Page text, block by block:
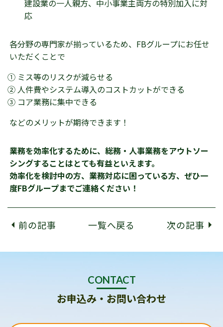
建設業の一人親方、中小事業主両方の特別加入に対
応
各分野の専門家が揃っているため、FBグループにお任せ
いただくことで
① ミス等のリスクが減らせる
② 人件費やシステム導入のコストカットができる
③ コア業務に集中できる
などのメリットが期待できます！
業務を効率化するために、総務・人事業務をアウトソー
シングすることはとても有益といえます。
効率化を検討中の方、業務対応に困っている方、ぜひ一
度FBグループまでご連絡ください！
前の記事 一覧へ戻る 次の記事
CONTACT
お申込み・お問い合わせ